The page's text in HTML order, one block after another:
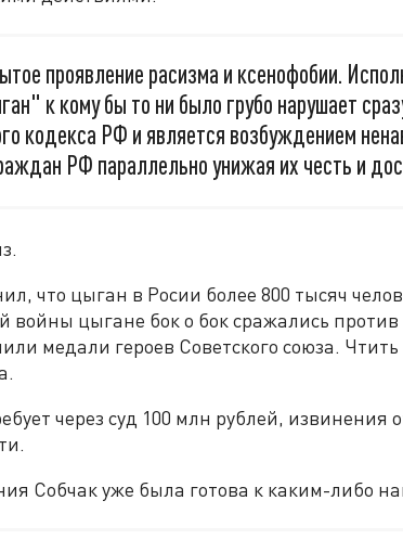
проявление расизма и ксенофобии.
к кому бы то ни было грубо нарушает
кодекса РФ и является возбуждением
РФ параллельно унижая их честь и
что цыган в Росии более 800 тысяч
войны цыгане бок о бок сражались
медали героев Советского союза.
через суд 100 млн рублей, извинения
Собчак уже была готова к каким-либо